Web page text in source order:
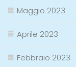
Maggio 2023
Aprile 2023
Febbraio 2023